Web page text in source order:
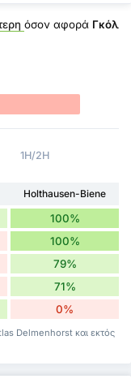
όσον αφορά Γκόλ
1H/2H
Holthausen-Biene
100%
100%
79%
71%
0%
Delmenhorst και εκτός